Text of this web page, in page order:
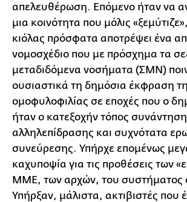
απελευθέρωση. Επόμενο ήταν να
μια κοινότητα που μόλις
κιόλας πρόσφατα αποτρέψει ένα
νομοσχέδιο που με πρόσχημα τα
μεταδιδόμενα νοσήματα (ΣΜΝ)
ουσιαστικά τη δημόσια έκφραση
ομοφυλοφιλίας σε εποχές που ο
ήταν ο κατεξοχήν τόπος
αλληλεπίδρασης και συχνότατα
συνεύρεσης. Υπήρχε επομένως
καχυποψία για τις προθέσεις των
ΜΜΕ, των αρχών, του συστήματος
Υπήρξαν, μάλιστα, ακτιβιστές που